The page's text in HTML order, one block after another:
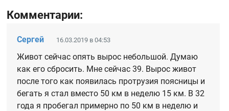
Комментарии:
Сергей 16.03.2019 в 04:53
Живот сейчас опять вырос небольшой. Думаю
как его сбросить. Мне сейчас 39. Вырос живот
после того как появилась протрузия поясницы и
бегать я стал вместо 50 км в неделю 15 км. В 32
года я пробегал примерно по 50 км в неделю и